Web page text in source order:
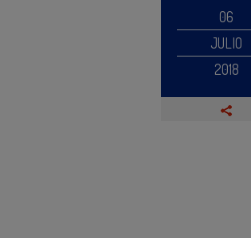
06
JULIO
2018